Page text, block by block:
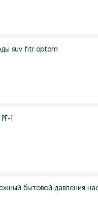
suv fitr optom
1
бытовой давления